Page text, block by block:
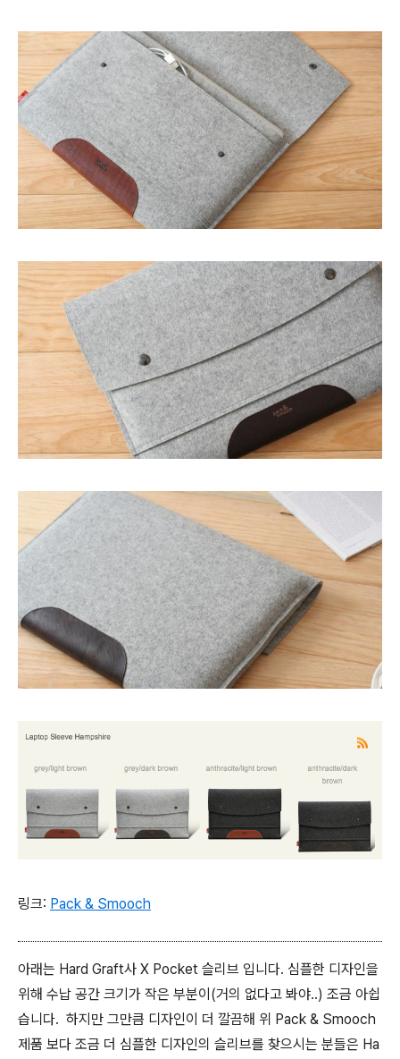
링크: Pack & Smooch
아래는 Hard Graft사 X Pocket 슬리브 입니다. 심플한 디자인을
위해 수납 공간 크기가 작은 부분이(거의 없다고 봐야..) 조금 아쉽
습니다. 하지만 그만큼 디자인이 더 깔끔해 위 Pack & Smooch
제품 보다 조금 더 심플한 디자인의 슬리브를 찾으시는 분들은 Ha